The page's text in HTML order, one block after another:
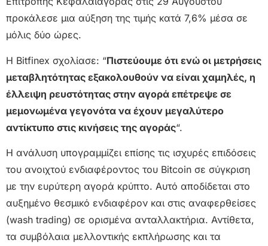
προκάλεσε μια αύξηση της τιμής κατά 7,6% μέσα σε
μόλις δύο ώρες.
Η Bitfinex σχολίασε: “Πιστεύουμε ότι ενώ οι μετρήσεις
μεταβλητότητας εξακολουθούν να είναι χαμηλές, η
έλλειψη ρευστότητας στην αγορά επέτρεψε σε
μεμονωμένα γεγονότα να έχουν μεγαλύτερο
αντίκτυπο στις κινήσεις της αγοράς“.
Η ανάλυση υπογραμμίζει επίσης τις ισχυρές επιδόσεις
του ανοιχτού ενδιαφέροντος του Bitcoin σε σύγκριση
με την ευρύτερη αγορά κρύπτο. Αυτό αποδίδεται στο
αυξημένο θεσμικό ενδιαφέρον και στις αναφερθείσες
(wash trading) σε ορισμένα ανταλλακτήρια. Αντίθετα,
τα συμβόλαια μελλοντικής εκπλήρωσης και τα